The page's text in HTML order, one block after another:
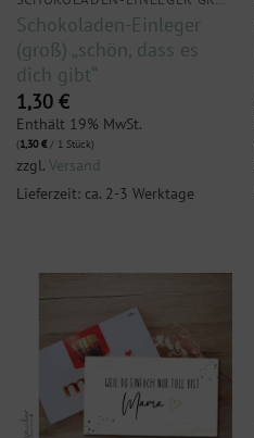
Schokoladen-Einleger
(groß) „schön, dass es
dich gibt“
1,30 €
Enthält 19% MwSt.
(1,30€/ 1 Stück)
zzgl. Versand
Lieferzeit: ca. 2-3 Werktage